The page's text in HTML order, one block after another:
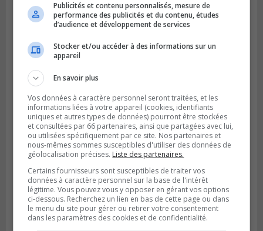
Publié le 6 août 2026 à 05h39
La grenade du camping du lac Cristal était
inoffensive
Publicités et contenu personnalisés, mesure de
performance des publicités et du contenu, études
d’audience et développement de services
Stocker et/ou accéder à des informations sur un
appareil
En savoir plus
Vos données à caractère personnel seront traitées, et les
informations liées à votre appareil (cookies, identifiants
uniques et autres types de données) pourront être stockées
et consultées par 66 partenaires, ainsi que partagées avec lui,
ou utilisées spécifiquement par ce site. Nos partenaires et
nous-mêmes sommes susceptibles d'utiliser des données de
géolocalisation précises. Liste des partenaires.
Certains fournisseurs sont susceptibles de traiter vos
données à caractère personnel sur la base de l'intérêt
légitime. Vous pouvez vous y opposer en gérant vos options
ci-dessous. Recherchez un lien en bas de cette page ou dans
le menu du site pour gérer ou retirer votre consentement
dans les paramètres des cookies et de confidentialité.